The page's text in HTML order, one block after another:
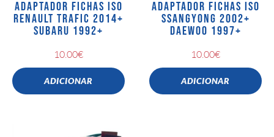
ADAPTADOR FICHAS ISO
RENAULT TRAFIC 2014+
SUBARU 1992+
10.00€
ADICIONAR
ADAPTADOR FICHAS ISO
SSANGYONG 2002+
DAEWOO 1997+
10.00€
ADICIONAR